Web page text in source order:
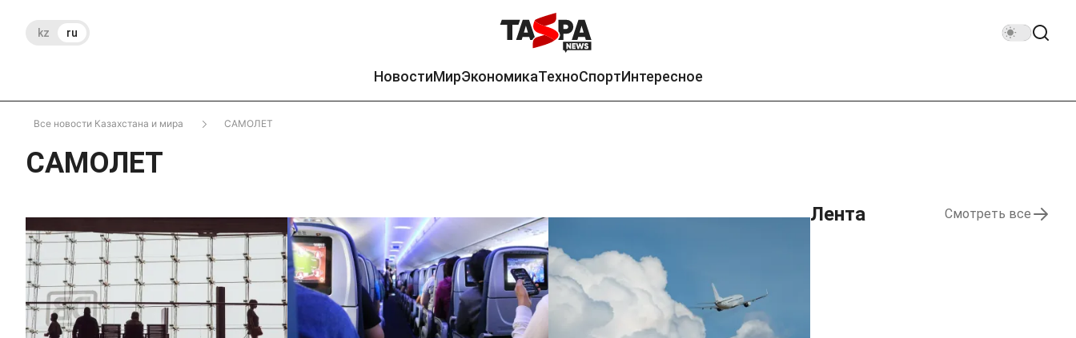
kz ru
НовостиМирЭкономикаТехноСпортИнтересное
Все новости Казахстана и мира САМОЛЕТ
САМОЛЕТ
Лента Смотреть все